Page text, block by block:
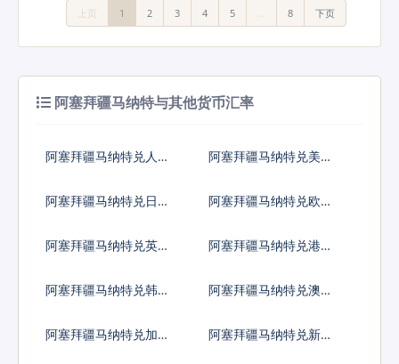
上页 1 2 3 4 5 8 下页
阿塞拜疆马纳特与其他货币汇率
阿塞拜疆马纳特兑人民
阿塞拜疆马纳特兑美元
阿塞拜疆马纳特兑日元 阿塞拜疆马纳特兑欧元
阿塞拜疆马纳特兑英镑 阿塞拜疆马纳特兑港币
阿塞拜疆马纳特兑韩国
阿塞拜疆马纳特兑澳大
阿塞拜疆马纳特兑加拿
阿塞拜疆马纳特兑新加